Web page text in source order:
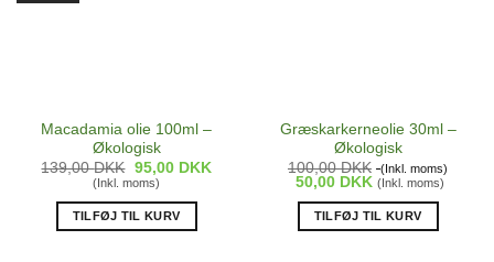
Macadamia olie 100ml –
Økologisk
139,00DKK Den
oprindelige
var:
139,00 DKK.
95,00 DKKDen
(Inkl. moms)
TILFØJ TIL KURV
Græskarkerneolie 30ml –
Økologisk
100,00DKK (Inkl. moms)
50,00 DKK (Inkl. moms)
TILFØJ TIL KURV